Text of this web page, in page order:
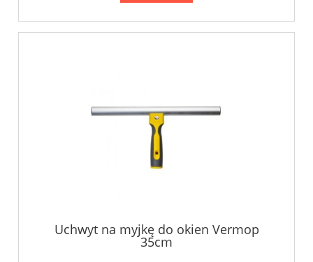
Uchwyt na myjkę do okien Vermop
35cm